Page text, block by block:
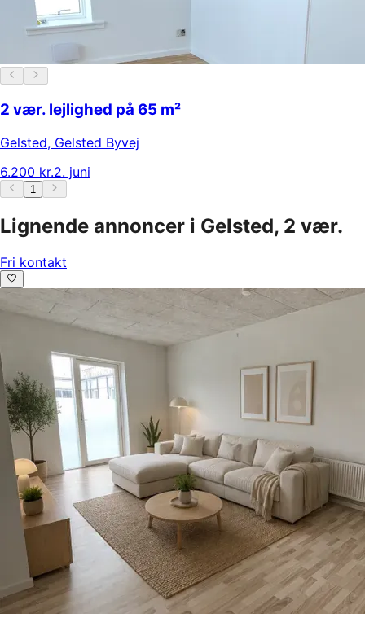
2 vær. lejlighed på 65 m²
Gelsted, Gelsted Byvej
6.200 kr.2. juni
1
Lignende annoncer i Gelsted, 2 vær.
Fri kontakt